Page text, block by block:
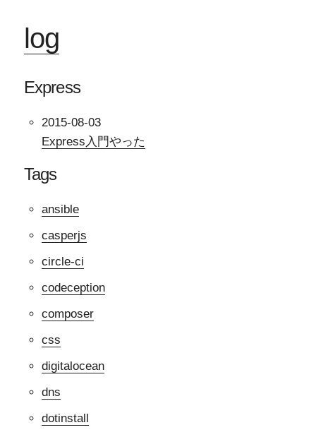
log
Express
2015-08-03
Express入門やった
Tags
ansible
casperjs
circle-ci
codeception
composer
css
digitalocean
dns
dotinstall